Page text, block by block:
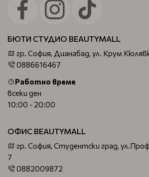
БЮТИ СТУДИО BEAUTYMALL
гр. София, Дианабад, ул. Крум
0886616467
Работно време
всеки ден
10:00 - 20:00
ОФИС BEAUTYMALL
гр. София, Студентски град,
7
0882009872